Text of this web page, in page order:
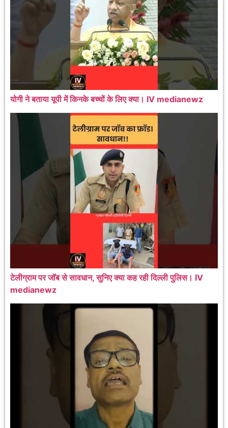
योगी ने बताया यूपी में किनके बच्चों के लिए क्या। IV medianewz
टेलीग्राम पर जॉब से सावधान, सुनिए क्या कह रही दिल्ली पुलिस। IV
medianewz